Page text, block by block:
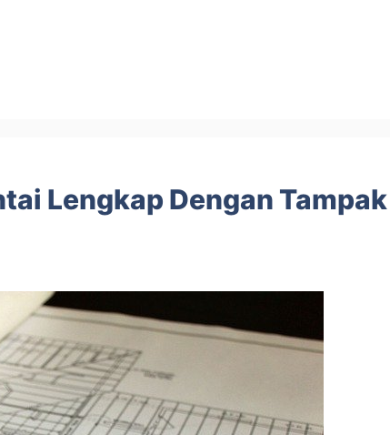
Lengkap Dengan Tampak